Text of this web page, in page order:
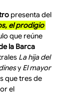
presenta del
el prodigio
que reúne
la Barca
La hija del
y El mayor
que tres de
el